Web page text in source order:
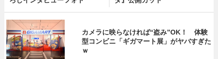
カメラに映らなければ“盗み”OK！ 体験
型コンビニ「ギガマート展」がヤバすぎた
ｗ